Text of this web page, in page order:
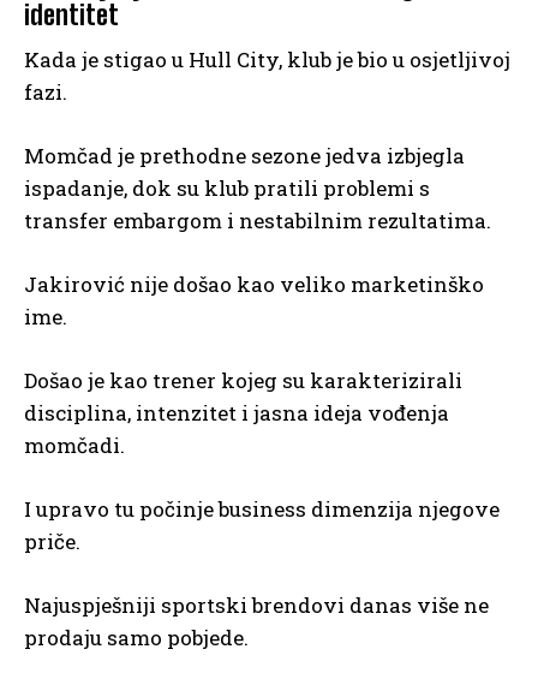
identitet
Kada je stigao u Hull City, klub je bio u osjetljivoj
fazi.
Momčad je prethodne sezone jedva izbjegla
ispadanje, dok su klub pratili problemi s
transfer embargom i nestabilnim rezultatima.
Jakirović nije došao kao veliko marketinško
ime.
Došao je kao trener kojeg su karakterizirali
disciplina, intenzitet i jasna ideja vođenja
momčadi.
I upravo tu počinje business dimenzija njegove
priče.
Najuspješniji sportski brendovi danas više ne
prodaju samo pobjede.